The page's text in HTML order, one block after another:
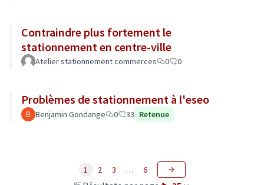
Contraindre plus fortement le
stationnement en centre-ville
Atelier stationnement commerces 0 0
Problèmes de stationnement à l'eseo
Benjamin Gondange 0 33 Retenue
1 2 3 … 6